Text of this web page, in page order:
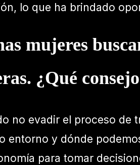
lo que ha brindado
mujeres
¿Qué
no evadir el proceso de
entorno y dónde
para tomar